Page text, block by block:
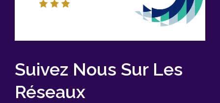
Suivez Nous Sur Les
Réseaux